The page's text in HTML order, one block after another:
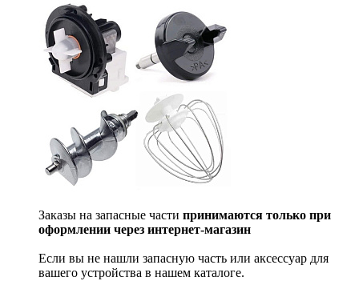
Заказы на запасные части принимаются только при
оформлении через интернет-магазин
Если вы не нашли запасную часть или аксессуар для
вашего устройства в нашем каталоге.